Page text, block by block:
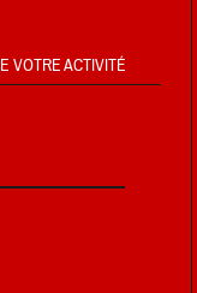
VOTRE ACTIVITÉ